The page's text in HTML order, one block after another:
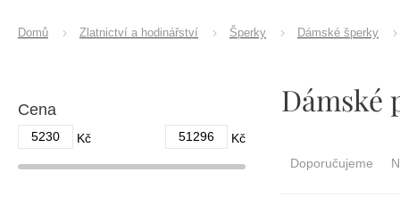
Domů Zlatnictví a hodinářství Šperky Dámské šperky
Cena
5230 Kč 51296 Kč
Dámské
Doporučujeme